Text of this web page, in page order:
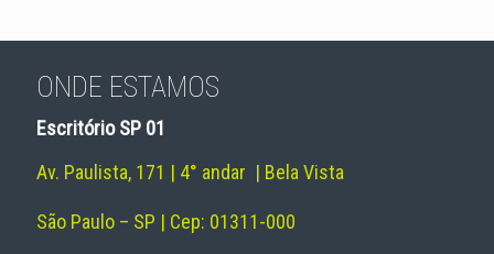
ONDE ESTAMOS
Escritório SP 01
Av. Paulista, 171 | 4° andar | Bela Vista
São Paulo – SP | Cep: 01311-000